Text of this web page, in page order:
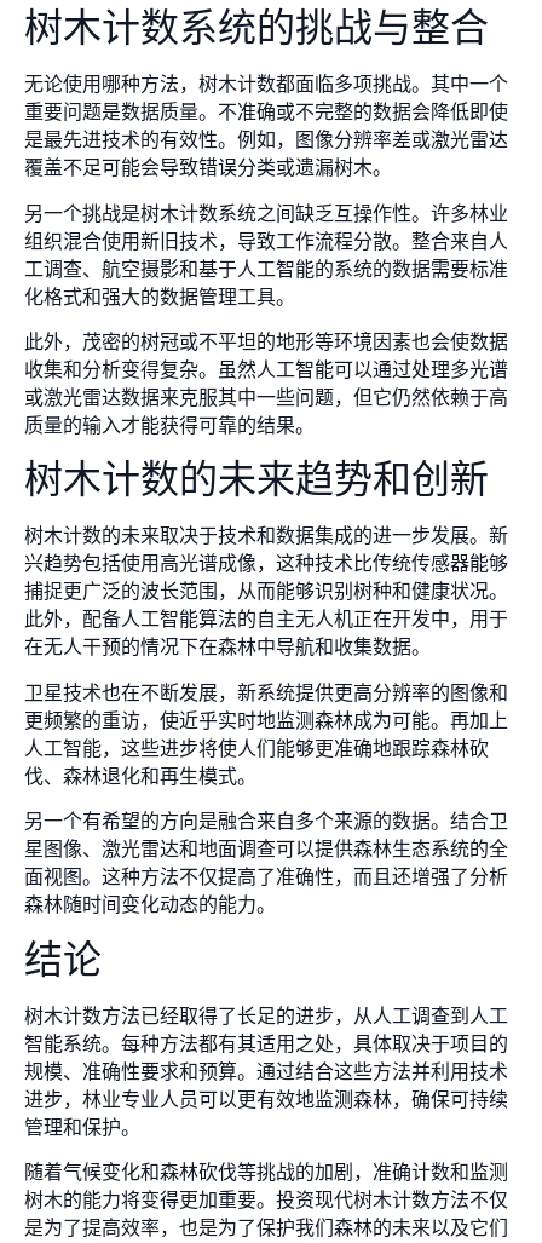
树木计数系统的挑战与整合
无论使用哪种方法，树木计数都面临多项挑战。其中一个
重要问题是数据质量。不准确或不完整的数据会降低即使
是最先进技术的有效性。例如，图像分辨率差或激光雷达
覆盖不足可能会导致错误分类或遗漏树木。
另一个挑战是树木计数系统之间缺乏互操作性。许多林业
组织混合使用新旧技术，导致工作流程分散。整合来自人
工调查、航空摄影和基于人工智能的系统的数据需要标准
化格式和强大的数据管理工具。
此外，茂密的树冠或不平坦的地形等环境因素也会使数据
收集和分析变得复杂。虽然人工智能可以通过处理多光谱
或激光雷达数据来克服其中一些问题，但它仍然依赖于高
质量的输入才能获得可靠的结果。
树木计数的未来趋势和创新
树木计数的未来取决于技术和数据集成的进一步发展。新
兴趋势包括使用高光谱成像，这种技术比传统传感器能够
捕捉更广泛的波长范围，从而能够识别树种和健康状况。
此外，配备人工智能算法的自主无人机正在开发中，用于
在无人干预的情况下在森林中导航和收集数据。
卫星技术也在不断发展，新系统提供更高分辨率的图像和
更频繁的重访，使近乎实时地监测森林成为可能。再加上
人工智能，这些进步将使人们能够更准确地跟踪森林砍
伐、森林退化和再生模式。
另一个有希望的方向是融合来自多个来源的数据。结合卫
星图像、激光雷达和地面调查可以提供森林生态系统的全
面视图。这种方法不仅提高了准确性，而且还增强了分析
森林随时间变化动态的能力。
结论
树木计数方法已经取得了长足的进步，从人工调查到人工
智能系统。每种方法都有其适用之处，具体取决于项目的
规模、准确性要求和预算。通过结合这些方法并利用技术
进步，林业专业人员可以更有效地监测森林，确保可持续
管理和保护。
随着气候变化和森林砍伐等挑战的加剧，准确计数和监测
树木的能力将变得更加重要。投资现代树木计数方法不仅
是为了提高效率，也是为了保护我们森林的未来以及它们